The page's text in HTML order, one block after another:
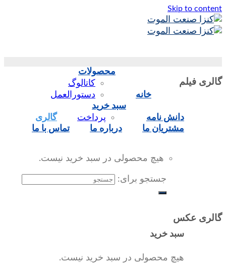
Skip to content
خانه
محصولات
کاتالوگ
دستورالعمل
دانش نامه
سبد خرید
پرداخت
گالری
مشتریان ما
درباره ما تماس‌ با‌ ما
هیچ محصولی در سبد خرید نیست.
جستجو برای:
سبد خرید
هیچ محصولی در سبد خرید نیست.
گالری فیلم
گالری عکس